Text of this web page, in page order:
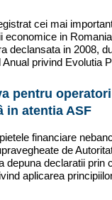
cei mai
economice in
declansata in 2008,
privind Evolutia
pentru
in atentia ASF
financiare
de
depuna declaratii prin
aplicarea